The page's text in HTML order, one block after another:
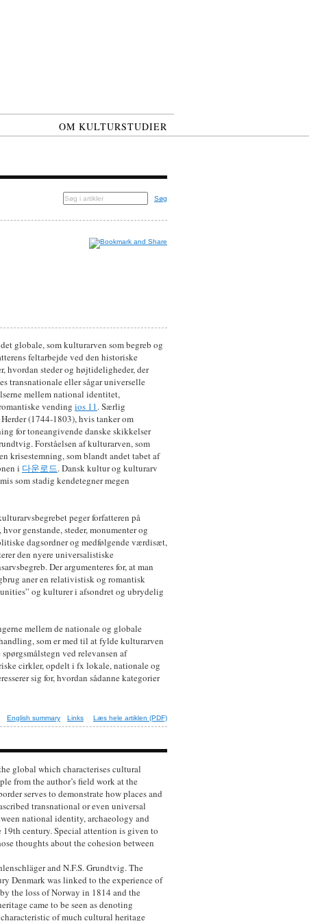
OM KULTURSTUDIER
Søg
globale, som kulturarven som begreb og
feltarbejde ved den historiske
hvordan steder og højtideligheder, der
transnationale eller sågar universelle
mellem national identitet,
vending ios 11. Særlig
(1744-1803), hvis tanker om
for toneangivende danske skikkelser
Forståelsen af kulturarven, som
krisestemning, som blandt andet tabet af
i 다운로드. Dansk kultur og kulturarv
som stadig kendetegner megen
peger forfatteren på
genstande, steder, monumenter og
dagsordner og medfølgende værdisæt,
den nyere universalistiske
Der argumenteres for, at man
aner en relativistisk og romantisk
og kulturer i afsondret og ubrydelig
mellem de nationale og globale
som er med til at fylde kulturarven
ved relevansen af
cirkler, opdelt i fx lokale, nationale og
sig for, hvordan sådanne kategorier
English summary Links Læs hele artiklen (PDF)
global which characterises cultural
from the author’s field work at the
serves to demonstrate how places and
transnational or even universal
national identity, archaeology and
century. Special attention is given to
thoughts about the cohesion between
and N.F.S. Grundtvig. The
Denmark was linked to the experience of
the loss of Norway in 1814 and the
came to be seen as denoting
of much cultural heritage